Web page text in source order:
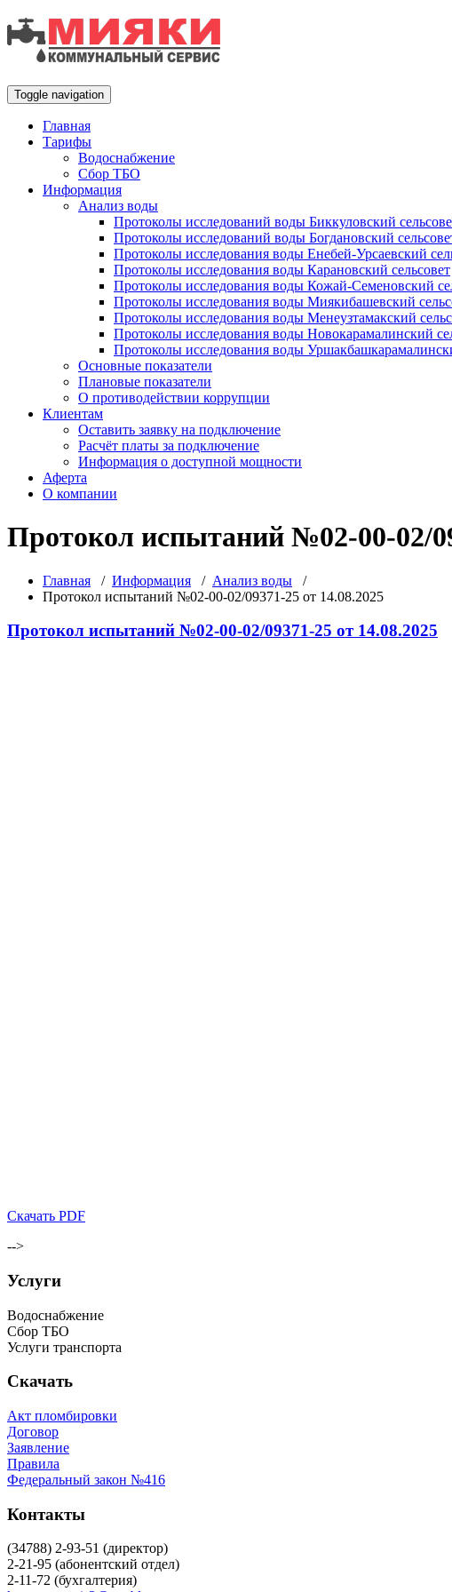
Toggle navigation
Главная
Тарифы
Водоснабжение
Сбор ТБО
Информация
Анализ воды
Протоколы исследований воды Биккуловский
Протоколы исследований воды Богдановский
Протоколы исследования воды Енебей-Урсаевский
Протоколы исследования воды Карановский сельсовет
Протоколы исследования воды Кожай-Семеновский
Протоколы исследования воды Миякибашевский
Протоколы исследования воды Менеузтамакский
Протоколы исследования воды Новокарамалинский
Протоколы исследования воды
Основные показатели
Плановые показатели
О противодействии коррупции
Клиентам
Оставить заявку на подключение
Расчёт платы за подключение
Информация о доступной мощности
Аферта
О компании
Протокол испытаний №02-00-02/
Главная / Информация / Анализ воды /
Протокол испытаний №02-00-02/09371-25 от 14.08.2025
Протокол испытаний №02-00-02/09371-25 от 14.08.2025
Скачать PDF
-->
Услуги
Водоснабжение
Сбор ТБО
Услуги транспорта
Скачать
Акт пломбировки
Договор
Заявление
Правила
Федеральный закон №416
Контакты
(34788) 2-93-51 (директор)
2-21-95 (абонентский отдел)
2-11-72 (бухгалтерия)